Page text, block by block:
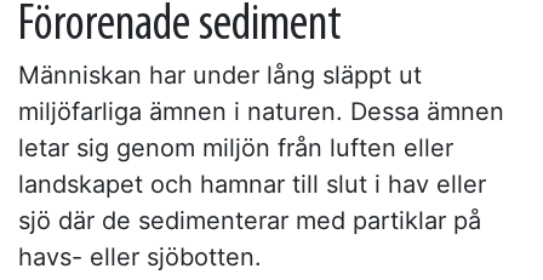
Förorenade sediment
Människan har under lång släppt ut
miljöfarliga ämnen i naturen. Dessa ämnen
letar sig genom miljön från luften eller
landskapet och hamnar till slut i hav eller
sjö där de sedimenterar med partiklar på
havs- eller sjöbotten.